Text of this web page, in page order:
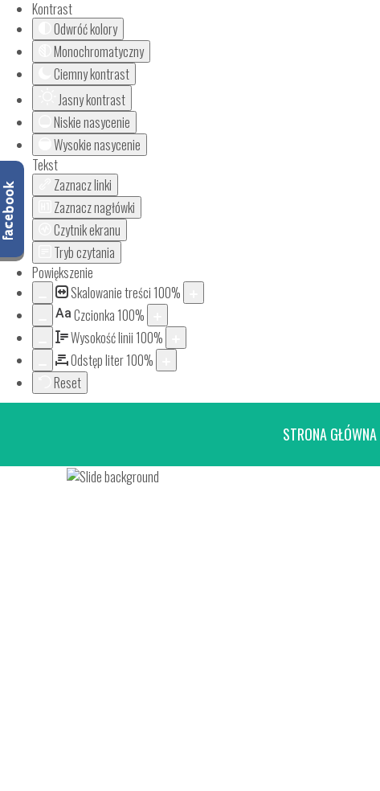
Kontrast
Odwróć kolory
Monochromatyczny
Ciemny kontrast
Jasny kontrast
Niskie nasycenie
Wysokie nasycenie
Tekst
Zaznacz linki
Zaznacz nagłówki
Czytnik ekranu
Tryb czytania
Powiększenie
Skalowanie treści 100%
Aa Czcionka 100%
Wysokość linii 100%
Odstęp liter100%
Reset
STRONA GŁÓWNA